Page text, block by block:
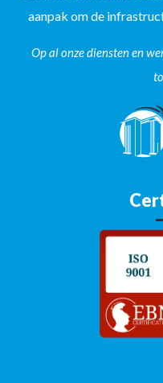
aanpak om de
Op al onze diensten en